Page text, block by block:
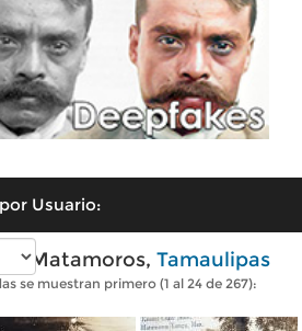
Usuario:
Matamoros, Tamaulipas
se muestran primero (1 al 24 de 267):